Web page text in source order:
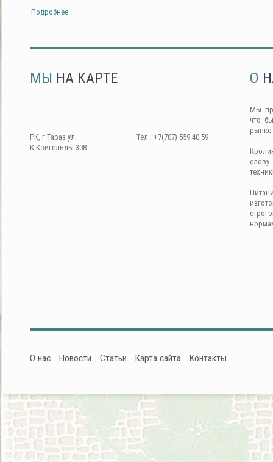
Подробнее...
МЫ НА КАРТЕ
РК, г.Тараз ул.
К.Койгельды 308
Тел.: +7(707) 559 40 59
О
Мы
что
рынке
О нас Новости Статьи Карта сайта Контакты